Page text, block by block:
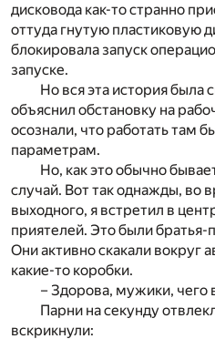
дисковода как-то странно
оттуда гнутую пластиковую
блокировала запуск
запуске.
Но вся эта история была
объяснил обстановку на
осознали, что работать там
параметрам.
Но, как это обычно
случай. Вот так однажды, во
выходного, я встретил в
приятелей. Это были
Они активно скакали вокруг
какие-то коробки.
– Здорова, мужики, чего
Парни на секунду
вскрикнули: